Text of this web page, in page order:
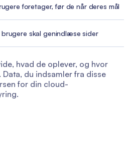
foretager, før de når deres mål
skal genindlæse sider
hvad de oplever, og hvor
du indsamler fra disse
for din cloud-